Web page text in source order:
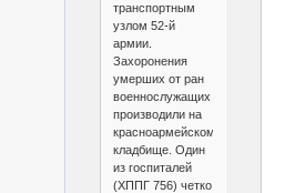
транспортным
узлом 52-й
армии.
Захоронения
умерших от ран
военнослужащих
производили на
красноармейском
кладбище. Один
из госпиталей
(ХППГ 756) четко